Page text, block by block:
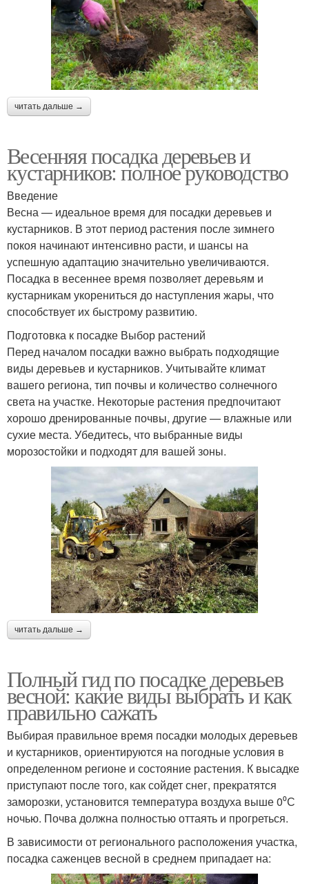
читать дальше →
Весенняя посадка деревьев и
кустарников: полное руководство
Введение
Весна — идеальное время для посадки деревьев и
кустарников. В этот период растения после зимнего
покоя начинают интенсивно расти, и шансы на
успешную адаптацию значительно увеличиваются.
Посадка в весеннее время позволяет деревьям и
кустарникам укорениться до наступления жары, что
способствует их быстрому развитию.
Подготовка к посадке Выбор растений
Перед началом посадки важно выбрать подходящие
виды деревьев и кустарников. Учитывайте климат
вашего региона, тип почвы и количество солнечного
света на участке. Некоторые растения предпочитают
хорошо дренированные почвы, другие — влажные или
сухие места. Убедитесь, что выбранные виды
морозостойки и подходят для вашей зоны.
читать дальше →
Полный гид по посадке деревьев
весной: какие виды выбрать и как
правильно сажать
Выбирая правильное время посадки молодых деревьев
и кустарников, ориентируются на погодные условия в
определенном регионе и состояние растения. К высадке
приступают после того, как сойдет снег, прекратятся
заморозки, установится температура воздуха выше 0⁰С
ночью. Почва должна полностью оттаять и прогреться.
В зависимости от регионального расположения участка,
посадка саженцев весной в среднем припадает на: